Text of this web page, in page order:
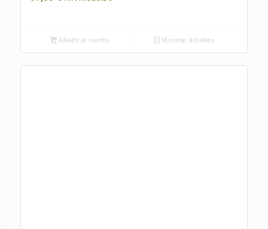
Añadir al carrito Mostrar detalles